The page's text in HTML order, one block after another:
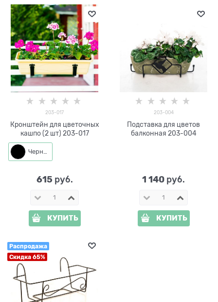
203-017
Кронштейн для цветочных
кашпо (2 шт) 203-017
Черный
615 руб.
КУПИТЬ
203-004
Подставка для цветов
балконная 203-004
1 140 руб.
КУПИТЬ
Распродажа
Скидка 65%